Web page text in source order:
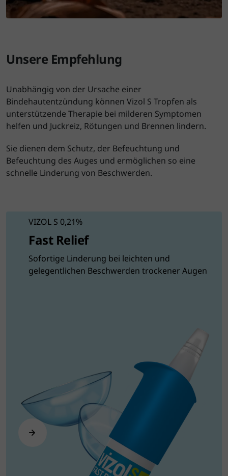
Unsere Empfehlung
Unabhängig von der Ursache einer
Bindehautentzündung können Vizol S Tropfen als
unterstützende Therapie bei milderen Symptomen
helfen und Juckreiz, Rötungen und Brennen lindern.
Sie dienen dem Schutz, der Befeuchtung und
Befeuchtung des Auges und ermöglichen so eine
schnelle Linderung von Beschwerden.
VIZOL S 0,21%
Fast Relief
Sofortige Linderung bei leichten und
gelegentlichen Beschwerden trockener Augen